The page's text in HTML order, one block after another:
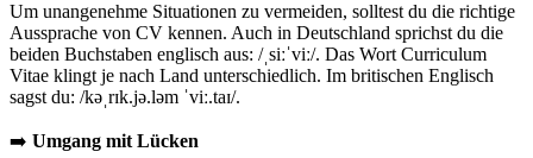
Um unangenehme Situationen zu vermeiden, solltest du die richtige
Aussprache von CV kennen. Auch in Deutschland sprichst du die
beiden Buchstaben englisch aus: /ˌsiːˈviː/. Das Wort Curriculum
Vitae klingt je nach Land unterschiedlich. Im britischen Englisch
sagst du: /kəˌrɪk.jə.ləm ˈviː.taɪ/.
➡️ Umgang mit Lücken